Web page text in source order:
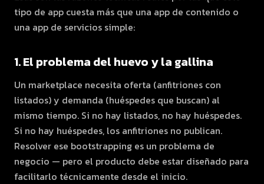
tipo de app cuesta más que una app de contenido o
una app de servicios simple:
1. El problema del huevo y la gallina
Un marketplace necesita oferta (anfitriones con
listados) y demanda (huéspedes que buscan) al
mismo tiempo. Si no hay listados, no hay huéspedes.
Si no hay huéspedes, los anfitriones no publican.
Resolver ese bootstrapping es un problema de
negocio — pero el producto debe estar diseñado para
facilitarlo técnicamente desde el inicio.